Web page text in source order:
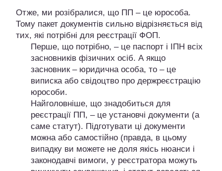
Отже, ми розібралися, що ПП – це юрособа.
Тому пакет документів сильно відрізняється від
тих, які потрібні для реєстрації ФОП.
Перше, що потрібно, – це паспорт і ІПН всіх
засновників фізичних осіб. А якщо
засновник – юридична особа, то – це
виписка або свідоцтво про держреєстрацію
юрособи.
Найголовніше, що знадобиться для
реєстрації ПП, – це установчі документи (а
саме статут). Підготувати ці документи
можна або самостійно (правда, в цьому
випадку ви можете не доля якісь нюанси і
законодавчі вимоги, у реєстратора можуть